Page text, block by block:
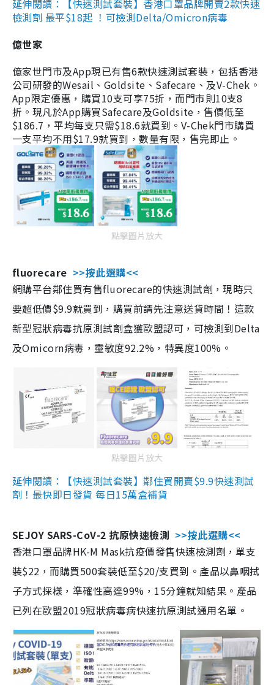
延伸閱讀：【快速測試套裝】香港口罩品牌開賣2款快速
檢測劑 最平$18起 ！可檢測Delta/Omicron病毒
億世家
億家世門市及App現已有售6款快速測試套裝，包括香港
公司研發的Wesail、Goldsite、Safecare、及V-Chek。
App限定優惠，購買10支可享75折，而門市則10支8
折。現凡於App購買Safecare及Goldsite，售價低至
$186.7，平均每支只需$18.6就買到。V-Chek門市購買
一支平均不用$17.9就買到，數量有限，售完即止。
點擊圖片放大
fluorecare >>按此選購<<
網購平台鄰住買有售fluorecare的快速測試劑，現時只
要超低價$9.9就買到，購買前請先注意送貨時間！這款
新型冠狀病毒抗原測試劑盒獲歐盟認可，可檢測到Delta
及Omicorn病毒，靈敏度92.2%，特異度100%。
點擊圖片放大
延伸閱讀：【快速測試套裝】鄰住買開賣$9.9快速測試
劑！最快即日發貨 每日15萬盒補貨
SEJOY SARS-CoV-2 抗原快速檢測 >>按此選購<<
香港口罩品牌HK-M Mask抗疫價發售快速檢測劑，單支
裝$22，而購買500套裝低至$20/支買到。產品以鼻咽拭
子方式採樣，準確性高達99%，15分鐘就知結果。產品
已列在歐盟2019冠狀病毒病快速抗原測試通用名單。